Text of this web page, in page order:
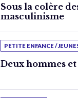
Sous la colère
masculinisme
PETITE ENFANCE /
Deux hommes